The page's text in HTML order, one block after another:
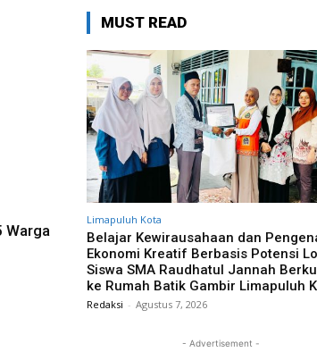
Warga
MUST READ
Limapuluh Kota
Belajar Kewirausahaan dan
Ekonomi Kreatif Berbasis Potensi
Siswa SMA Raudhatul Jannah
ke Rumah Batik Gambir Limapuluh
Redaksi - Agustus 7, 2026
- Advertisement -